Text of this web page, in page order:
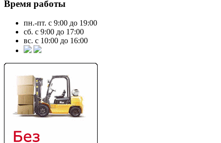
Время работы
пн.-пт. с 9:00 до 19:00
сб. с 9:00 до 17:00
вс. с 10:00 до 16:00